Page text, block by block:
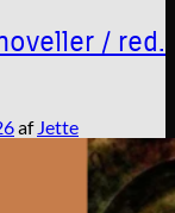
/ red.
af Jette